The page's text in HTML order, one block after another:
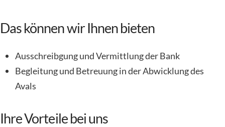
Das können wir Ihnen bieten
Ausschreibgung und Vermittlung der Bank
Begleitung und Betreuung in der Abwicklung des
Avals
Ihre Vorteile bei uns